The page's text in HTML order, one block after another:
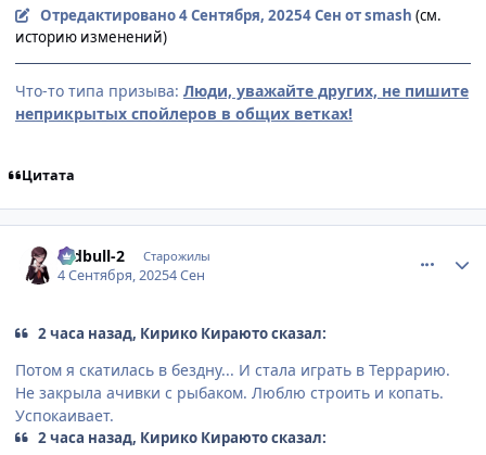
Отредактировано4 Сентября, 20254 Сен от smash (см.
историю изменений)
Что-то типа призыва: Люди, уважайте других, не пишите
неприкрытых спойлеров в общих ветках!
Цитата
redbull-2 Старожилы
4 Сентября, 20254 Сен
2 часа назад, Кирико Кираюто сказал:
Потом я скатилась в бездну... И стала играть в Террарию.
Не закрыла ачивки с рыбаком. Люблю строить и копать.
Успокаивает.
2 часа назад, Кирико Кираюто сказал: